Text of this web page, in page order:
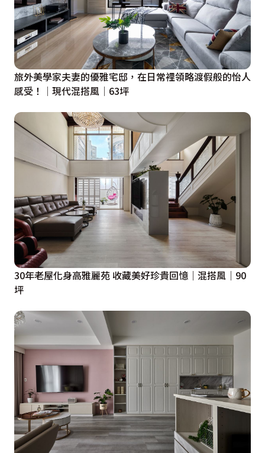
旅外美學家夫妻的優雅宅邸，在日常裡領略渡假般的怡人
感受！│現代混搭風│63坪
30年老屋化身高雅麗苑 收藏美好珍貴回憶｜混搭風｜90
坪